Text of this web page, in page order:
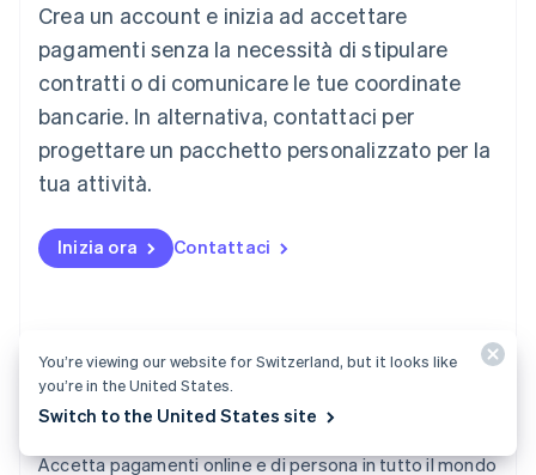
Crea un account e inizia ad accettare
pagamenti senza la necessità di stipulare
contratti o di comunicare le tue coordinate
bancarie. In alternativa, contattaci per
progettare un pacchetto personalizzato per la
tua attività.
Inizia ora Contattaci
Payments
Accetta pagamenti online e di persona in tutto il mondo
Lussemburgo
Deutsch English
Malaysia
English 简体中文
Malta
Messico
EspañolEnglish
English
Nuova Zelanda
Polonia
Portogallo
PortuguêsEnglish
English简体中文
You’re viewing our website for Switzerland, but it looks like
you’re in the United States.
Switch to the United States site